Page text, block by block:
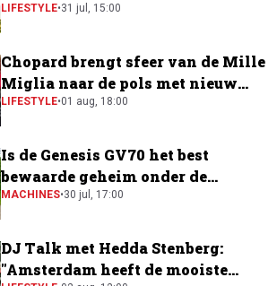
LIFESTYLE•31 jul, 15:00
Chopard brengt sfeer van de Mille
Miglia naar de pols met nieuw
horloge
LIFESTYLE•01 aug, 18:00
Is de Genesis GV70 het best
bewaarde geheim onder de
elektrische SUV's?
MACHINES•30 jul, 17:00
DJ Talk met Hedda Stenberg:
"Amsterdam heeft de mooiste